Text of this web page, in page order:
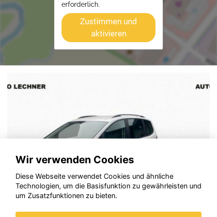
erforderlich.
Zustimmen und
aktivieren
Wir verwenden Cookies
Diese Webseite verwendet Cookies und ähnliche
Technologien, um die Basisfunktion zu gewährleisten und
um Zusatzfunktionen zu bieten.